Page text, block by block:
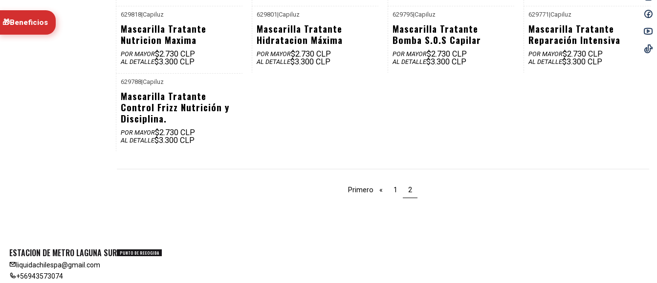
🎁Beneficios
629818|Capiluz
Mascarilla Tratante
Nutricion Maxima
POR MAYOR$2.730 CLP
AL DETALLE$3.300 CLP
629801|Capiluz
Mascarilla Tratante
Hidratacion Máxima
POR MAYOR$2.730 CLP
AL DETALLE$3.300 CLP
629795|Capiluz
Mascarilla Tratante
Bomba S.0.S Capilar
POR MAYOR$2.730 CLP
AL DETALLE$3.300 CLP
629771|Capiluz
Mascarilla Tratante
Reparación Intensiva
POR MAYOR$2.730 CLP
AL DETALLE$3.300 CLP
629788|Capiluz
Mascarilla Tratante
Control Frizz Nutrición y
Disciplina.
POR MAYOR$2.730 CLP
AL DETALLE$3.300 CLP
Primero « 1 2
ESTACION DE METRO LAGUNA SUR PUNTO DE RECOGIDA
liquidachilespa@gmail.com
+56943573074